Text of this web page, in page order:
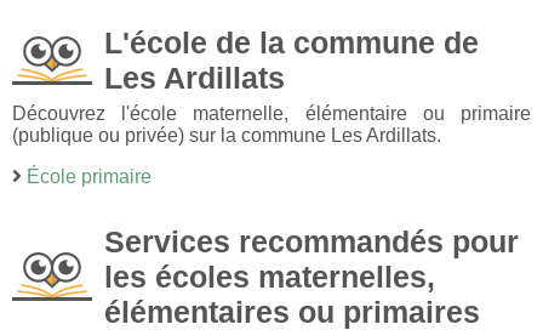
L'école de la commune de
Les Ardillats
Découvrez l'école maternelle, élémentaire ou primaire
(publique ou privée) sur la commune Les Ardillats.
École primaire
Services recommandés pour
les écoles maternelles,
élémentaires ou primaires